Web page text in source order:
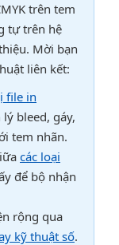
trên tem
tự trên hệ
Mời bạn
liên kết:
file in
lý bleed, gáy,
tem nhãn.
các loại
để bộ nhận
rộng qua
kỹ thuật số.